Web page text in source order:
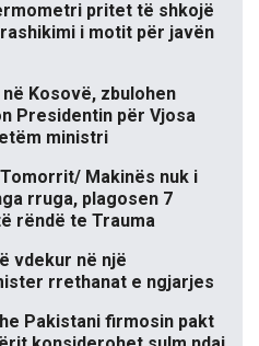
pritet të shkojë
i motit për javën
Kosovë, zbulohen
Presidentin për Vjosa
ministri
Makinës nuk i
rruga, plagosen 7
rëndë te Trauma
vdekur në një
rrethanat e ngjarjes
Pakistani firmosin pakt